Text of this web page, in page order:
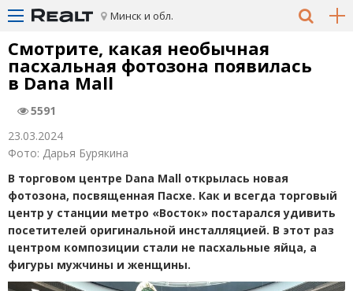
Минск и обл.
Смотрите, какая необычная
пасхальная фотозона появилась
в Dana Mall
5591
23.03.2024
Фото: Дарья Бурякина
В торговом центре Dana Mall открылась новая
фотозона, посвященная Пасхе. Как и всегда торговый
центр у станции метро «Восток» постарался удивить
посетителей оригинальной инсталляцией. В этот раз
центром композиции стали не пасхальные яйца, а
фигуры мужчины и женщины.